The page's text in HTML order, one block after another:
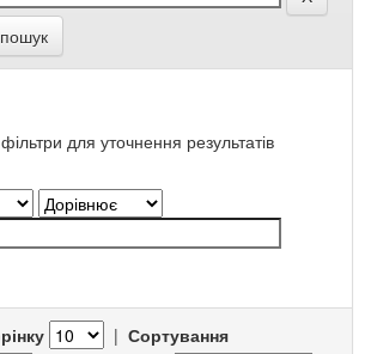
для уточнення результатів
| Сортування